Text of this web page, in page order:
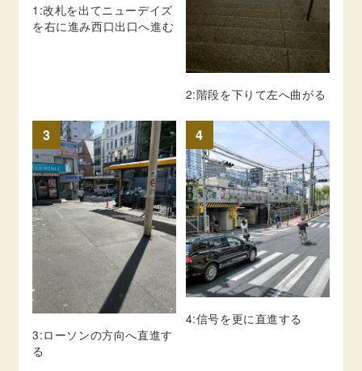
1:改札を出てニューデイズ
を右に進み西口出口へ進む
2:階段を下りて左へ曲がる
3
3:ローソンの方向へ直進す
る
4
4:信号を更に直進する